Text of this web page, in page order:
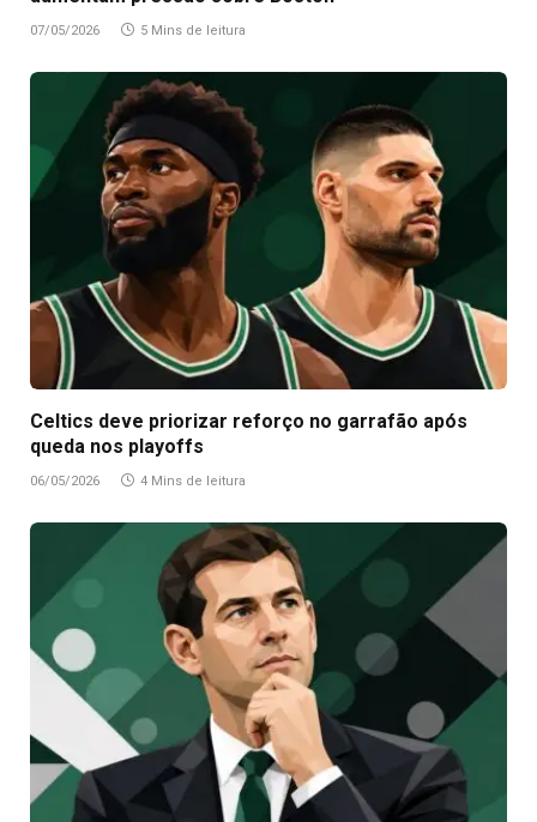
07/05/2026 5 Mins de leitura
Celtics deve priorizar reforço no garrafão após
queda nos playoffs
06/05/2026 4 Mins de leitura